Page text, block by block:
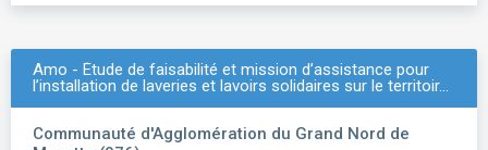
Amo - Étude de faisabilité et mission d’assistance pour
l’installation de laveries et lavoirs solidaires sur le territoir…
Communauté d'Agglomération du Grand Nord de